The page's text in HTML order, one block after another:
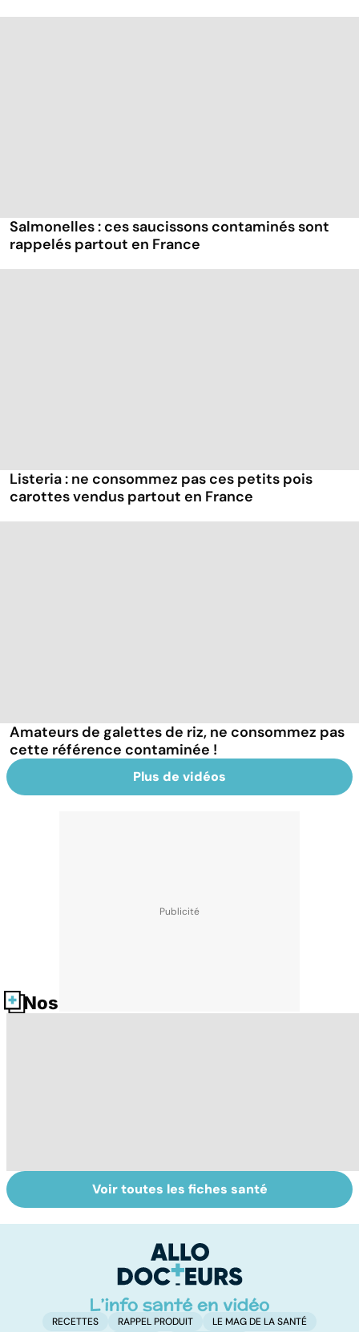
Salmonelles : ces saucissons contaminés sont
rappelés partout en France
Listeria : ne consommez pas ces petits pois
carottes vendus partout en France
Amateurs de galettes de riz, ne consommez pas
cette référence contaminée !
Plus de vidéos
Nos fiches santé
Le TDAH, un
trouble de
hyperactivité
Accident
vasculaire
également
touché
Voir toutes les fiches santé
RECETTES RAPPEL PRODUIT LE MAG DE LA SANTÉ